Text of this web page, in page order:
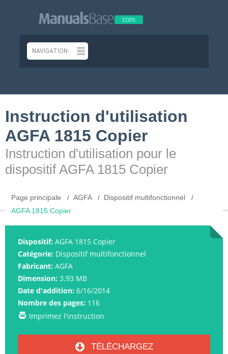
Instruction d'utilisation
AGFA 1815 Copier
Instruction d'utilisation pour le
dispositif AGFA 1815 Copier
Page principale AGFA
Dispositif multifonctionnel
AGFA 1815 Copier
Dispositif: AGFA 1815 Copier
Catégorie: Dispositif multifonctionnel
Fabricant: AGFA
Dimension: 3.93 MB
Date d'addition: 6/16/2014
Nombre des pages: 116
Imprimez l'instruction
TÉLÉCHARGEZ